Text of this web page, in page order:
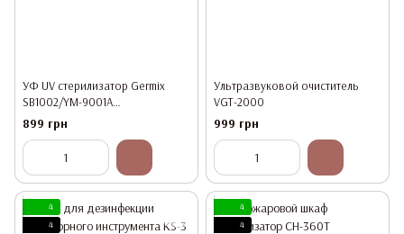
УФ UV стерилизатор Germix
SB1002/YM-9001А
однокамерный
899 грн
Ультразвуковой очиститель
VGT-2000
999 грн
4
4
4
4